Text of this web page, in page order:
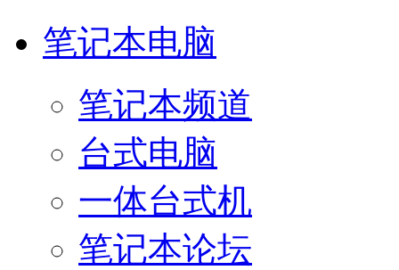
笔记本电脑
笔记本频道
台式电脑
一体台式机
笔记本论坛